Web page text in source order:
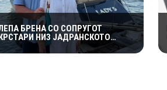
БРЕНА СО СОПРУГОТ
КРСТАРИ НИЗ ЈАДРАНСКОТО
МОРЕ ВО НОВАТА ЈАХТА